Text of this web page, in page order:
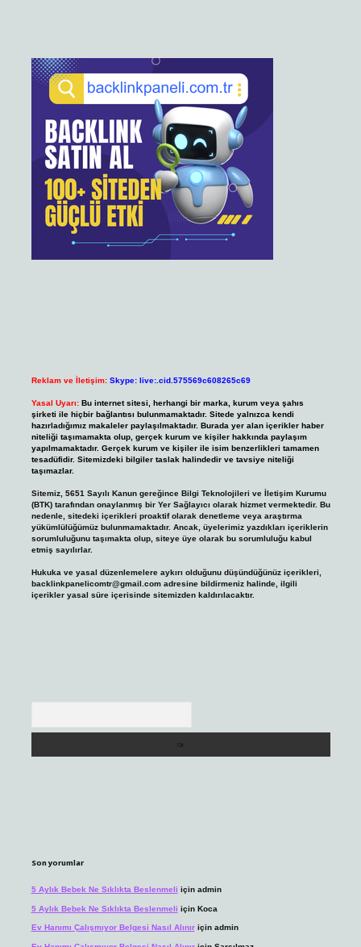
Reklam ve İletişim: Skype: live:.cid.575569c608265c69
Yasal Uyarı: Bu internet sitesi, herhangi bir marka, kurum veya şahıs
şirketi ile hiçbir bağlantısı bulunmamaktadır. Sitede yalnızca kendi
hazırladığımız makaleler paylaşılmaktadır. Burada yer alan içerikler haber
niteliği taşımamakta olup, gerçek kurum ve kişiler hakkında paylaşım
yapılmamaktadır. Gerçek kurum ve kişiler ile isim benzerlikleri tamamen
tesadüfidir. Sitemizdeki bilgiler taslak halindedir ve tavsiye niteliği
taşımazlar.
Sitemiz, 5651 Sayılı Kanun gereğince Bilgi Teknolojileri ve İletişim Kurumu
(BTK) tarafından onaylanmış bir Yer Sağlayıcı olarak hizmet vermektedir. Bu
nedenle, sitedeki içerikleri proaktif olarak denetleme veya araştırma
yükümlülüğümüz bulunmamaktadır. Ancak, üyelerimiz yazdıkları içeriklerin
sorumluluğunu taşımakta olup, siteye üye olarak bu sorumluluğu kabul
etmiş sayılırlar.
Hukuka ve yasal düzenlemelere aykırı olduğunu düşündüğünüz içerikleri,
backlinkpanelicomtr@gmail.comadresine bildirmeniz halinde, ilgili
içerikler yasal süre içerisinde sitemizden kaldırılacaktır.
Son yorumlar
5 Aylık Bebek Ne Sıklıkta Beslenmeli için admin
5 Aylık Bebek Ne Sıklıkta Beslenmeli için Koca
Ev Hanımı Çalışmıyor Belgesi Nasıl Alınıriçin admin